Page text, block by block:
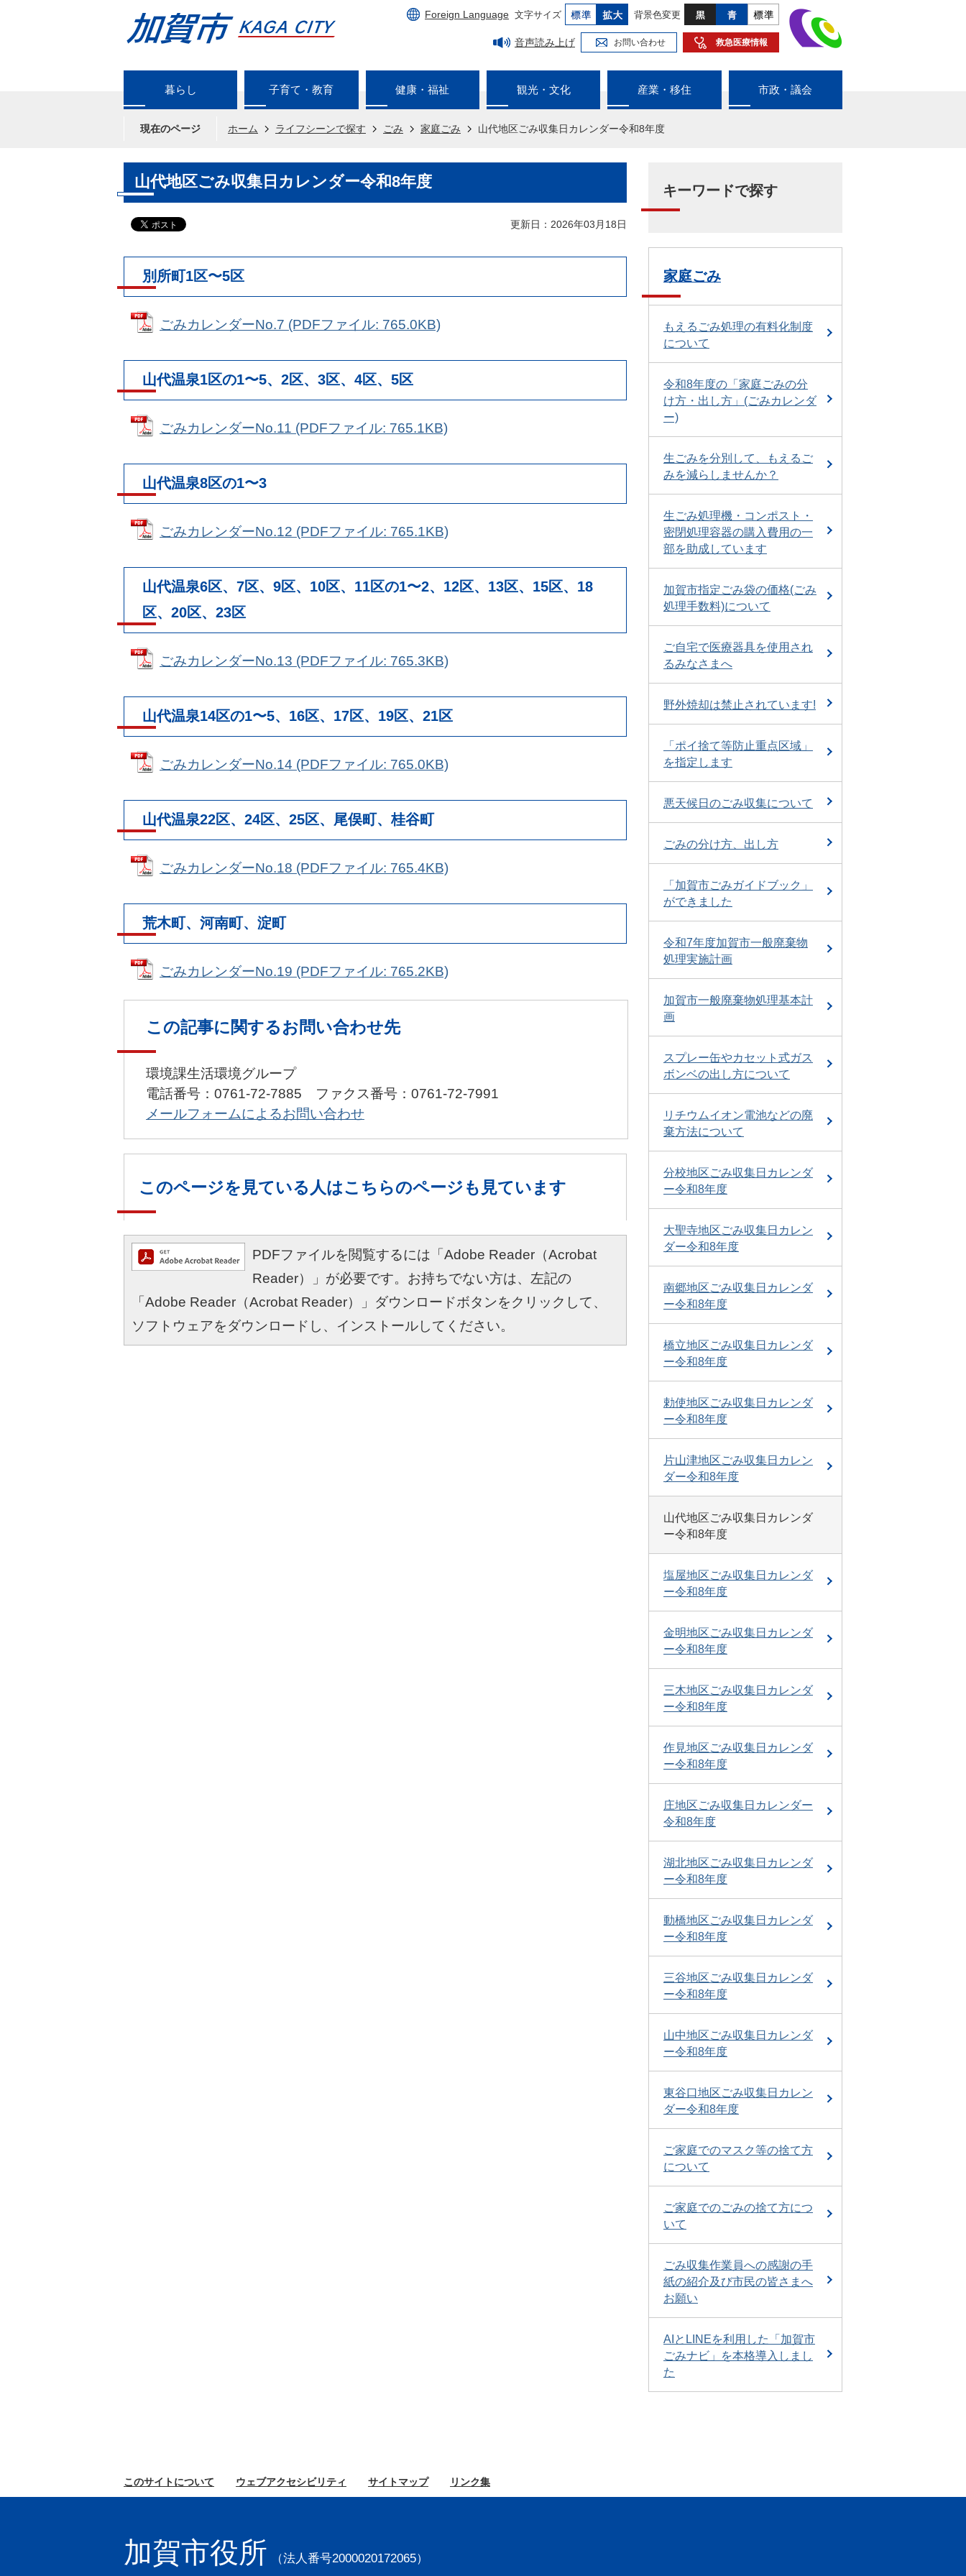
Foreign Language 文字サイズ 背景色変更
音声読み上げ お問い合わせ 救急医療情報
暮らし 子育て・教育 健康・福祉 観光・文化 産業・移住 市政・議会
現在のページ ホーム ライフシーンで探す ごみ 家庭ごみ 山代地区ごみ収集日カレンダー令和8年度
山代地区ごみ収集日カレンダー令和8年度
更新日：2026年03月18日
別所町1区〜5区
ごみカレンダーNo.7 (PDFファイル: 765.0KB)
山代温泉1区の1〜5、2区、3区、4区、5区
ごみカレンダーNo.11 (PDFファイル: 765.1KB)
山代温泉8区の1〜3
ごみカレンダーNo.12 (PDFファイル: 765.1KB)
山代温泉6区、7区、9区、10区、11区の1〜2、12区、13区、15区、18
区、20区、23区
ごみカレンダーNo.13 (PDFファイル: 765.3KB)
山代温泉14区の1〜5、16区、17区、19区、21区
ごみカレンダーNo.14 (PDFファイル: 765.0KB)
山代温泉22区、24区、25区、尾俣町、桂谷町
ごみカレンダーNo.18 (PDFファイル: 765.4KB)
荒木町、河南町、淀町
ごみカレンダーNo.19 (PDFファイル: 765.2KB)
この記事に関するお問い合わせ先
環境課生活環境グループ
電話番号：0761-72-7885 ファクス番号：0761-72-7991
メールフォームによるお問い合わせ
このページを見ている人はこちらのページも見ています
PDFファイルを閲覧するには「Adobe Reader（Acrobat
Reader）」が必要です。お持ちでない方は、左記の
「Adobe Reader（Acrobat Reader）」ダウンロードボタンをクリックして、
ソフトウェアをダウンロードし、インストールしてください。
キーワードで探す
家庭ごみ
もえるごみ処理の有料化制度
について
令和8年度の「家庭ごみの分
け方・出し方」(ごみカレンダ
ー)
生ごみを分別して、もえるご
みを減らしませんか？
生ごみ処理機・コンポスト・
密閉処理容器の購入費用の一
部を助成しています
加賀市指定ごみ袋の価格(ごみ
処理手数料)について
ご自宅で医療器具を使用され
るみなさまへ
野外焼却は禁止されています!
「ポイ捨て等防止重点区域」
を指定します
悪天候日のごみ収集について
ごみの分け方、出し方
「加賀市ごみガイドブック」
ができました
令和7年度加賀市一般廃棄物
処理実施計画
加賀市一般廃棄物処理基本計
画
スプレー缶やカセット式ガス
ボンベの出し方について
リチウムイオン電池などの廃
棄方法について
分校地区ごみ収集日カレンダ
ー令和8年度
大聖寺地区ごみ収集日カレン
ダー令和8年度
南郷地区ごみ収集日カレンダ
ー令和8年度
橋立地区ごみ収集日カレンダ
ー令和8年度
勅使地区ごみ収集日カレンダ
ー令和8年度
片山津地区ごみ収集日カレン
ダー令和8年度
山代地区ごみ収集日カレンダ
ー令和8年度
塩屋地区ごみ収集日カレンダ
ー令和8年度
金明地区ごみ収集日カレンダ
ー令和8年度
三木地区ごみ収集日カレンダ
ー令和8年度
作見地区ごみ収集日カレンダ
ー令和8年度
庄地区ごみ収集日カレンダー
令和8年度
湖北地区ごみ収集日カレンダ
ー令和8年度
動橋地区ごみ収集日カレンダ
ー令和8年度
三谷地区ごみ収集日カレンダ
ー令和8年度
山中地区ごみ収集日カレンダ
ー令和8年度
東谷口地区ごみ収集日カレン
ダー令和8年度
ご家庭でのマスク等の捨て方
について
ご家庭でのごみの捨て方につ
いて
ごみ収集作業員への感謝の手
紙の紹介及び市民の皆さまへ
お願い
AIとLINEを利用した「加賀市
ごみナビ」を本格導入しまし
た
このサイトについて ウェブアクセシビリティ サイトマップ リンク集
加賀市役所
（法人番号2000020172065）